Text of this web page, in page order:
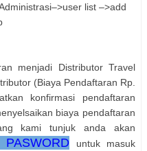
list –>add
menjadi Distributor Travel
(Biaya Pendaftaran Rp.
konfirmasi pendaftaran
biaya pendaftaran
kami tunjuk anda akan
untuk masuk